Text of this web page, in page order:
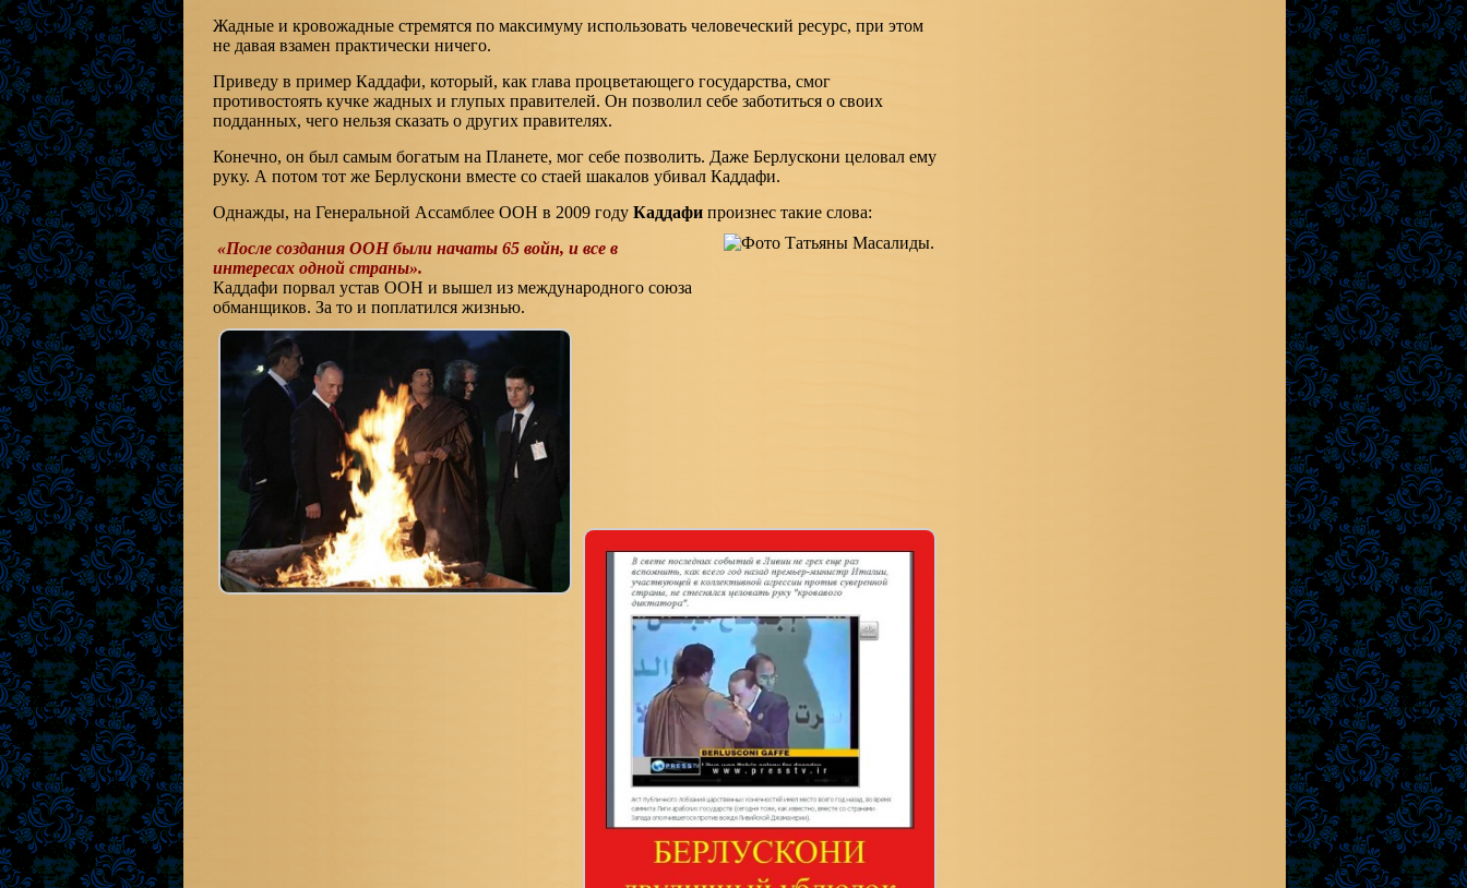
Жадные и кровожадные стремятся по максимуму использовать человеческий ресурс, при этом
не давая взамен практически ничего.
Приведу в пример Каддафи, который, как глава процветающего государства, смог
противостоять кучке жадных и глупых правителей. Он позволил себе заботиться о своих
подданных, чего нельзя сказать о других правителях.
Конечно, он был самым богатым на Планете, мог себе позволить. Даже Берлускони целовал ему
руку. А потом тот же Берлускони вместе со стаей шакалов убивал Каддафи.
Однажды, на Генеральной Ассамблее ООН в 2009 году Каддафипроизнес такие слова:
«После создания ООН были начаты 65 войн, и все в
интересах одной страны».
Каддафи порвал устав ООН и вышел из международного союза
обманщиков. За то и поплатился жизнью.